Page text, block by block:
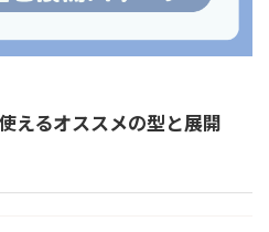
えるオススメの型と展開